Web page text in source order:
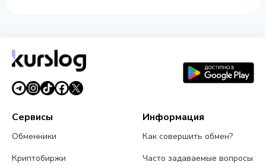
Сервисы
Обменники
Криптобиржи
Информация
Как совершить обмен?
Часто задаваемые вопросы